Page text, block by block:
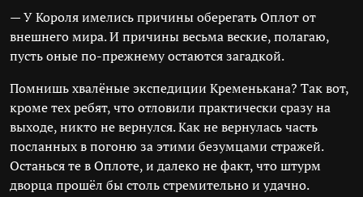
— У Короля имелись причины оберегать Оплот от
внешнего мира. И причины весьма веские, полагаю,
пусть оные по-прежнему остаются загадкой.
Помнишь хвалёные экспедиции Кременькана? Так вот,
кроме тех ребят, что отловили практически сразу на
выходе, никто не вернулся. Как не вернулась часть
посланных в погоню за этими безумцами стражей.
Останься те в Оплоте, и далеко не факт, что штурм
дворца прошёл бы столь стремительно и удачно.